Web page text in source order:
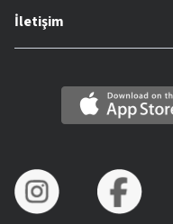
İletişim